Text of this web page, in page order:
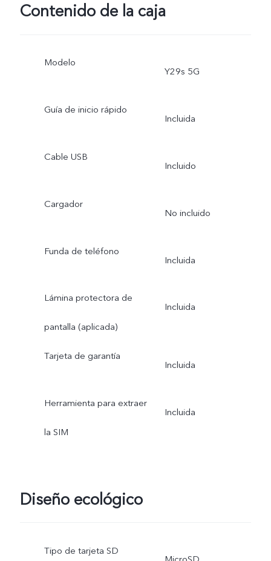
Contenido de la caja
Modelo
Y29s 5G
Guía de inicio rápido
Incluida
Cable USB
Incluido
Cargador
No incluido
Funda de teléfono
Incluida
Lámina protectora de
pantalla (aplicada)
Incluida
Tarjeta de garantía
Incluida
Herramienta para extraer
la SIM
Incluida
Diseño ecológico
Tipo de tarjeta SD